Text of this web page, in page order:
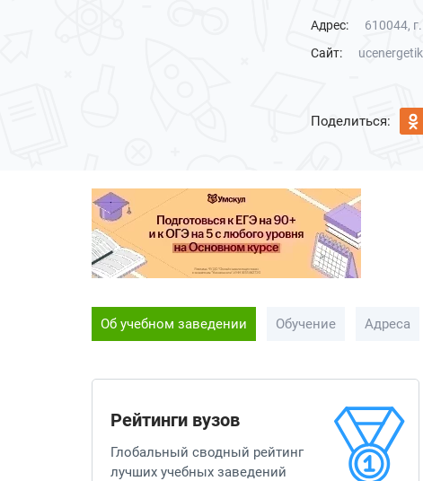
Адрес: 610044,
Сайт:
Поделиться:
Об учебном заведении Обучение Адреса
Рейтинги вузов
Глобальный сводный рейтинг
лучших учебных заведений